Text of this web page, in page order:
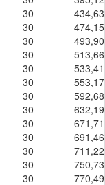
30
434,63
30
474,15
30
493,90
30
513,66
30
533,41
30
553,17
30
592,68
30
632,19
30
671,71
30
691,46
30
711,22
30
750,73
30
770,49